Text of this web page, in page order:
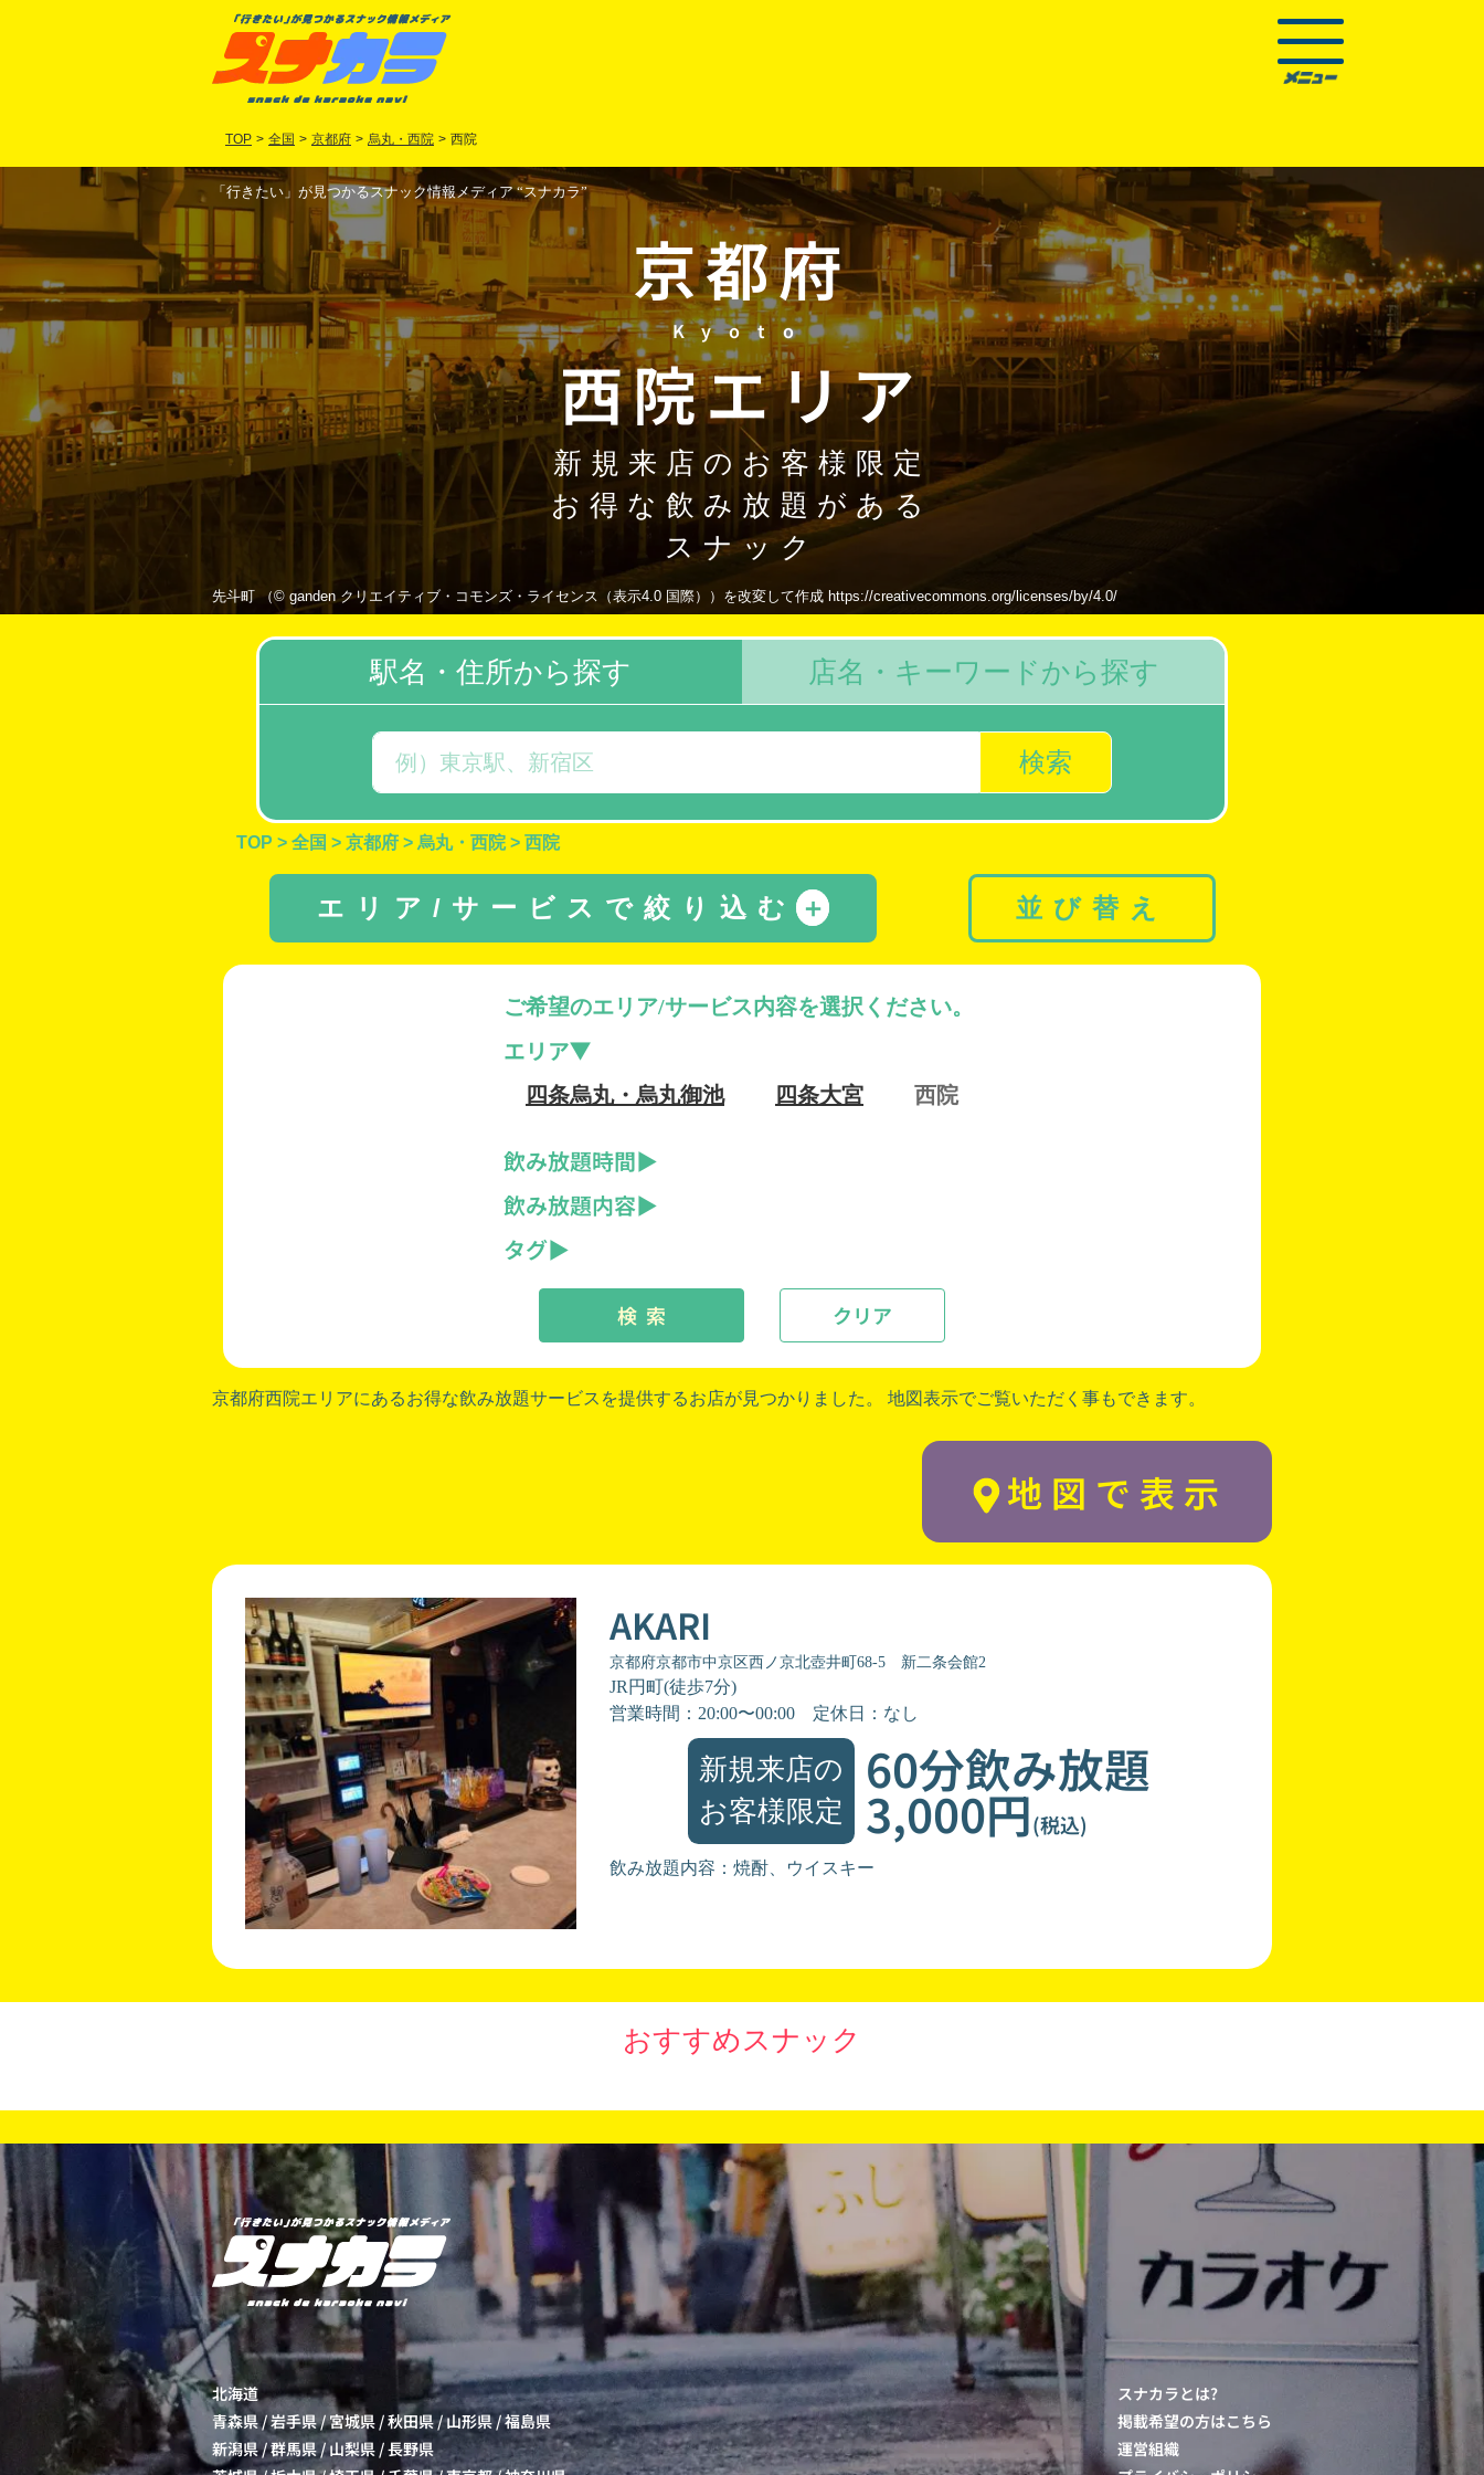
TOP > 全国 > 京都府 > 烏丸・西院 > 西院
「行きたい」が見つかるスナック情報メディア “スナカラ”
京都府
Kyoto
西院エリア
新規来店のお客様限定
お得な飲み放題がある
スナック
先斗町 （© ganden クリエイティブ・コモンズ・ライセンス（表示4.0 国際））を改変して作成 https://creativecommons.org/licenses/by/4.0/
駅名・住所から探す
検索
店名・キーワードから探す
TOP > 全国 > 京都府 > 烏丸・西院 > 西院
エリア/サービスで絞り込む ＋
ご希望のエリア/サービス内容を選択ください。
エリア
四条烏丸・烏丸御池 四条大宮 西院
飲み放題時間
飲み放題内容
タグ
クリア
検 索
並び替え
京都府西院エリアにあるお得な飲み放題サービスを提供するお店が見つかりました。 地図表示でご覧いただく事もできます。
地図で表示
AKARI
京都府京都市中京区西ノ京北壺井町68-5 新二条会館2
JR円町(徒歩7分)
営業時間：20:00〜00:00
定休日：なし
新規来店の
お客様限定
60分飲み放題
3,000円(税込)
飲み放題内容：焼酎、ウイスキー
おすすめスナック
北海道
青森県/岩手県/宮城県 /秋田県/山形県/福島県
新潟県/群馬県/山梨県 /長野県
スナカラとは?
掲載希望の方はこちら
運営組織